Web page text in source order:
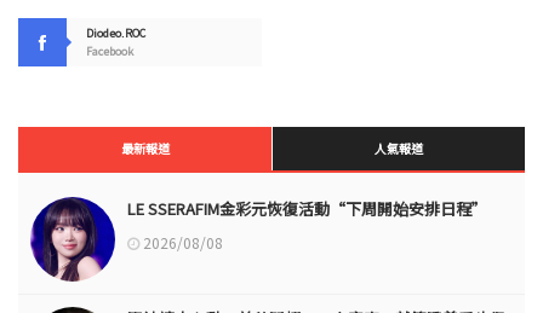
Diodeo.ROC
Facebook
最新報道 人氣報道
LE SSERAFIM金彩元恢復活動“下周開始安排日程”
2026/08/08